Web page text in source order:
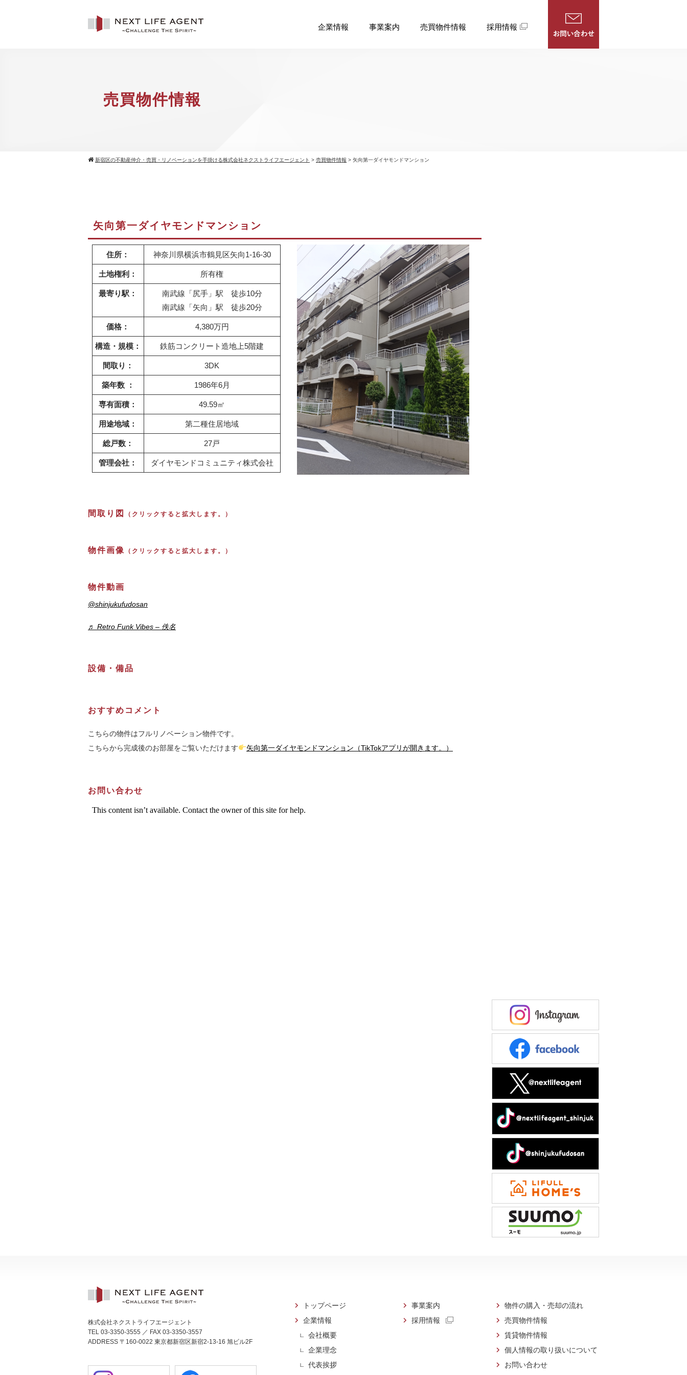
企業情報 事業案内 売買物件情報 採用情報
売買物件情報
新宿区の不動産仲介・売買・リノベーションを手掛ける株式会社ネクストライフエージェント > 売買物件情報 > 矢向第一ダイヤモンドマンション
矢向第一ダイヤモンドマンション
住所： 神奈川県横浜市鶴見区矢向1-16-30
土地権利： 所有権
最寄り駅：
南武線「尻手」駅 徒歩10分
南武線「矢向」駅 徒歩20分
価格： 4,380万円
構造・規模： 鉄筋コンクリート造地上5階建
間取り： 3DK
築年数 ： 1986年6月
専有面積： 49.59㎡
用途地域： 第二種住居地域
総戸数： 27戸
管理会社： ダイヤモンドコミュニティ株式会社
間取り図 （クリックすると拡大します。）
物件画像 （クリックすると拡大します。）
物件動画
@shinjukufudosan
♬ Retro Funk Vibes – 佚名
設備・備品
おすすめコメント
こちらの物件はフルリノベーション物件です。
こちらから完成後のお部屋をご覧いただけます
矢向第一ダイヤモンドマンション（TikTokアプリが開きます。）
お問い合わせ
株式会社ネクストライフエージェント
TEL 03-3350-3555 ／ FAX 03-3350-3557
ADDRESS 〒160-0022 東京都新宿区新宿2-13-16 旭ビル2F
トップページ
企業情報
会社概要
企業理念
代表挨拶
事業案内
採用情報
物件の購入・売却の流れ
売買物件情報
賃貸物件情報
個人情報の取り扱いについて
お問い合わせ